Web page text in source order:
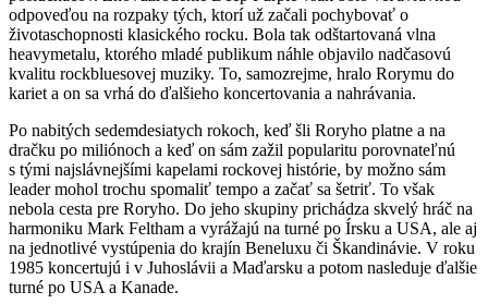
odpoveďou na rozpaky tých, ktorí už začali pochybovať o
životaschopnosti klasického rocku. Bola tak odštartovaná vlna
heavymetalu, ktorého mladé publikum náhle objavilo nadčasovú
kvalitu rockbluesovej muziky. To, samozrejme, hralo Rorymu do
kariet a on sa vrhá do ďalšieho koncertovania a nahrávania.
Po nabitých sedemdesiatych rokoch, keď šli Roryho platne a na
dračku po miliónoch a keď on sám zažil popularitu porovnateľnú
s tými najslávnejšími kapelami rockovej histórie, by možno sám
leader mohol trochu spomaliť tempo a začať sa šetriť. To však
nebola cesta pre Roryho. Do jeho skupiny prichádza skvelý hráč na
harmoniku Mark Feltham a vyrážajú na turné po Írsku a USA, ale aj
na jednotlivé vystúpenia do krajín Beneluxu či Škandinávie. V roku
1985 koncertujú i v Juhoslávii a Maďarsku a potom nasleduje ďalšie
turné po USA a Kanade.